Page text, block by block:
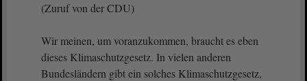
(Zuruf von der CDU)
Wir meinen, um voranzukommen, braucht es eben
dieses Klimaschutzgesetz. In vielen anderen
Bundesländern gibt ein solches Klimaschutzgesetz,